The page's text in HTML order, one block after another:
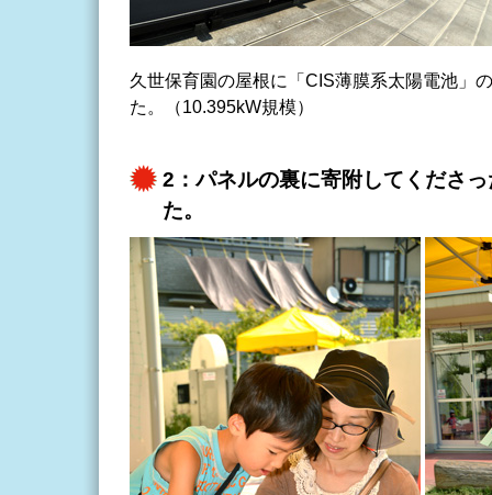
久世保育園の屋根に「CIS薄膜系太陽電池」
た。（10.395kW規模）
2：パネルの裏に寄附してくださ
た。